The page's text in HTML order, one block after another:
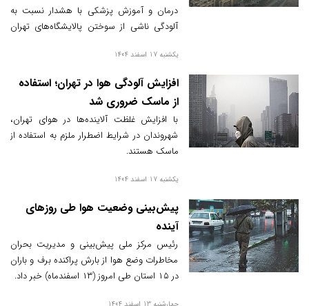
درمان و آموزش پزشکی با هشدار نسبت به
آلودگی ناشی از سوختن پالایشگاه‌های تهران
پالایشگاه‌ها وجود ندارد؛ پس از خاموش شدن
منشأ آلودگی و با توجه به شرایط جوی،
آلاینده‌ها به تدریج از شهر خارج خواهند شد و
تا آن زمان رعایت اقدامات احتیاطی کافی است.
یکشنبه 17 اسفند 1404
افزایش آلودگی هوا در تهران؛ استفاده
از ماسک ضروری شد
با افزایش غلظت آلاینده‌ها در هوای تهران،
شهروندان در شرایط اضطرار ملزم به استفاده از
ماسک هستند.
یکشنبه 17 اسفند 1404
پیش‌بینی وضعیت هوا طی روزهای
آینده
رئیس مرکز ملی پیش‌بینی و مدیریت بحران
مخاطرات وضع هوا از بارش پراکنده برف و باران
در ۱۵ استان طی امروز (۱۳ اسفندماه) خبر داد.